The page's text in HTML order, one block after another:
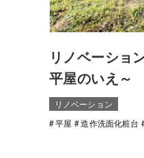
リノベーショ
平屋のいえ～
リノベーション
平屋
造作洗面化粧台